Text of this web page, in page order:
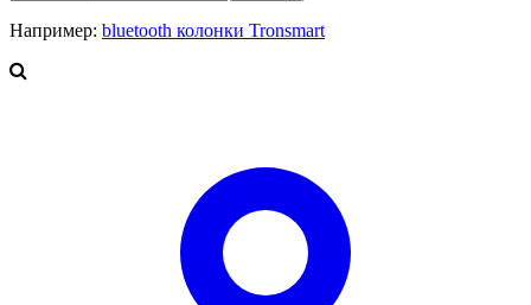
Например: bluetooth колонки Tronsmart